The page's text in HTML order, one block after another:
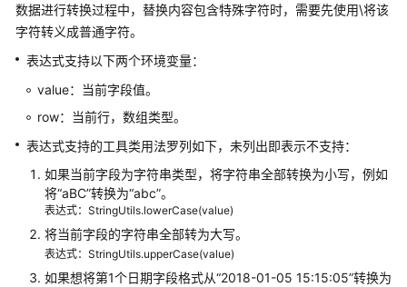
指
导
量
迁
原
理
介
绍
事
务
数据进行转换过程中，替换内容包含特殊字符时，需要先使用\将该
字符转义成普通字符。
表达式支持以下两个环境变量：
value：当前字段值。
row：当前行，数组类型。
表达式支持的工具类用法罗列如下，未列出即表示不支持：
如果当前字段为字符串类型，将字符串全部转换为小写，例如
将“aBC”转换为“abc”。
表达式：StringUtils.lowerCase(value)
将当前字段的字符串全部转为大写。
表达式：StringUtils.upperCase(value)
如果想将第1个日期字段格式从“2018-01-05 15:15:05”转换为